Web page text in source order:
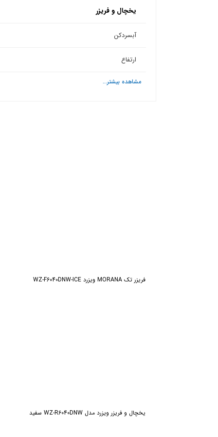
یخچال و فریزر
آبسردکن
ارتفاع
مشاهده بیشتر...
فریزر تك MORANA ویزرد WZ-F6040DNW-ICE
يخچال و فریزر ویزرد مدل WZ-R6040DNW سفيد